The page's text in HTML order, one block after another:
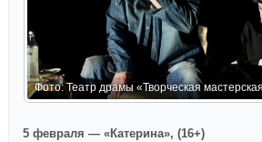
Фото: Театр драмы «Творческая
5 февраля — «Катерина», (16+)